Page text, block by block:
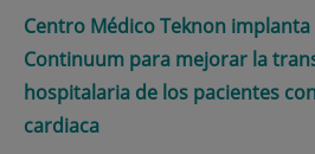
Centro Médico Teknon
Continuum para mejorar la
hospitalaria de los pacientes
cardiaca